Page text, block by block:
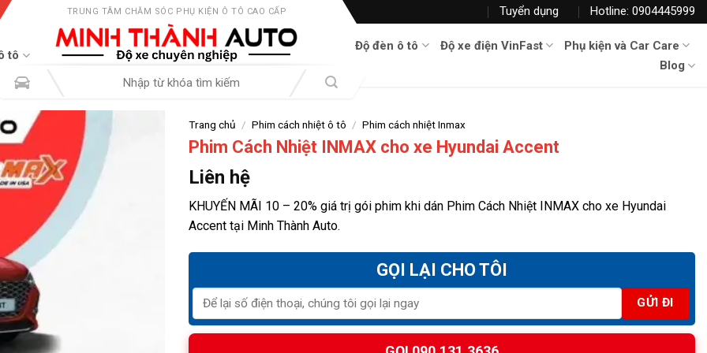
TRUNG TÂM CHĂM SÓC PHỤ KIỆN Ô TÔ CAO CẤP Tuyển dụng Hotline: 0904445999
tô
Độ đèn ô tô Độ xe điện VinFast
Phụ kiện và Car Care
Blog
Trang chủ / Phim cách nhiệt ô tô / Phim cách nhiệt Inmax
Phim Cách Nhiệt INMAX cho xe Hyundai Accent
Liên hệ
KHUYẾN MÃI 10 – 20% giá trị gói phim khi dán Phim Cách Nhiệt INMAX cho xe Hyundai
Accent tại Minh Thành Auto.
GỌI LẠI CHO TÔI